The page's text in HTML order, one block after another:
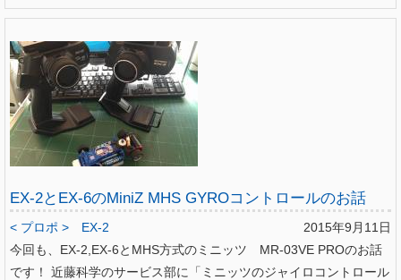
EX-2とEX-6のMiniZ MHS GYROコントロールのお話
2015年9月11日
< プロポ >
EX-2
今回も、EX-2,EX-6とMHS方式のミニッツ MR-03VE PROのお話
です！ 近藤科学のサービス部に「ミニッツのジャイロコントロール